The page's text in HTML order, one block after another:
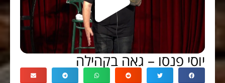
יוסי פנסו – גאה בקהילה